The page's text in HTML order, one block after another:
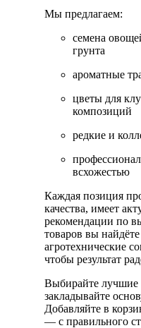
Мы предлагаем:
семена
грунта
ароматные
цветы для
композиций
редкие и
всхожестью
Каждая позиция
качества, имеет
рекомендации по
товаров вы
агротехнические
чтобы результат
Выбирайте лучшие
закладывайте
Добавляйте в
— с правильного